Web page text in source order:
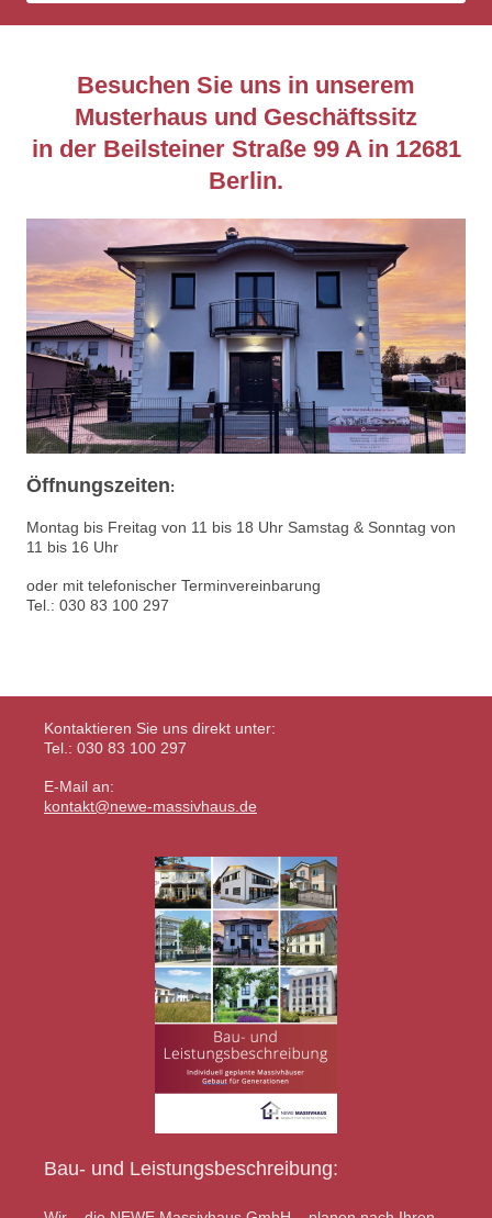
Besuchen Sie uns in unserem
Musterhaus und Geschäftssitz
in der Beilsteiner Straße 99 A in 12681
Berlin.
Öffnungszeiten:
Montag bis Freitag von 11 bis 18 Uhr Samstag & Sonntag von
11 bis 16 Uhr
oder mit telefonischer Terminvereinbarung
Tel.: 030 83 100 297
Kontaktieren Sie uns direkt unter:
Tel.: 030 83 100 297
E-Mail an:
kontakt@newe-massivhaus.de
Bau- und Leistungsbeschreibung: